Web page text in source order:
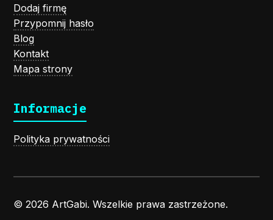
Dodaj firmę
Przypomnij hasło
Blog
Kontakt
Mapa strony
Informacje
Polityka prywatności
© 2026 ArtGabi. Wszelkie prawa zastrzeżone.